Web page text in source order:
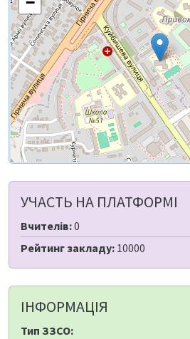
УЧАСТЬ НА ПЛАТФОРМІ
Вчителів:0
Рейтинг закладу: 10000
ІНФОРМАЦІЯ
Тип ЗЗСО: